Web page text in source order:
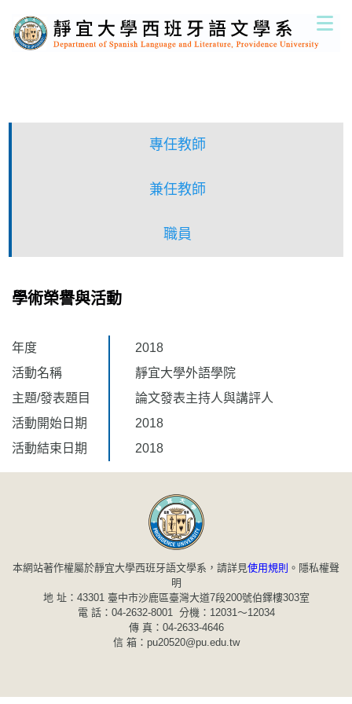
到
主
專任教師
兼任教師
職員
學術榮譽與活動
年度
2018
活動名稱
靜宜大學外語學院
主題/發表題目
論文發表主持人與講評人
活動開始日期
2018
活動結束日期
2018
本網站著作權屬於靜宜大學西班牙語文學系，請詳見使用規則 。 隱私權聲
明
地 址：43301 臺中市沙鹿區臺灣大道7段200號伯鐸樓303室
電 話：04-2632-8001 分機：12031～12034
傳 真：04-2633-4646
信 箱：pu20520@pu.edu.tw